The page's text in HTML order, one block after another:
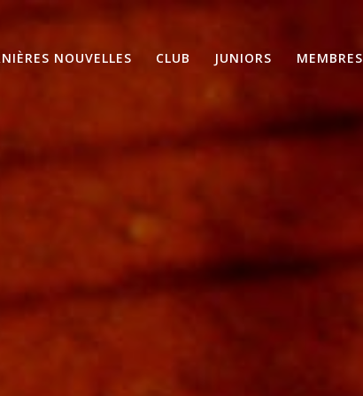
NOUVELLES CLUB JUNIORS MEMBRES